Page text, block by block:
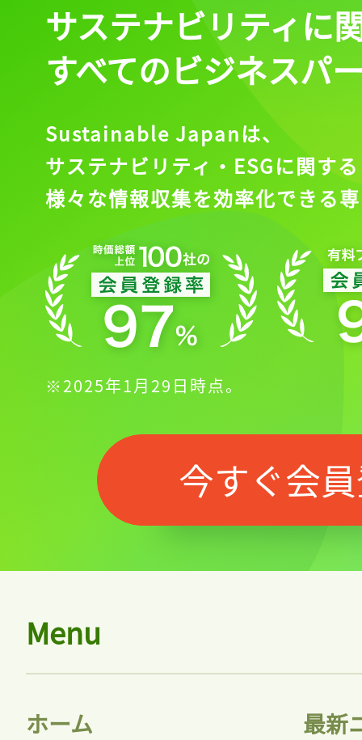
サステナビリティに
すべてのビジネスパ
Sustainable Japanは、
サステナビリティ・ESGに関する
様々な情報収集を効率化できる
※2025年1月29日時点。
今すぐ会
Menu
ホーム 最新